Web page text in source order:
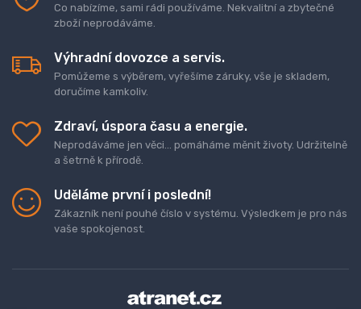
Co nabízíme, sami rádi používáme. Nekvalitní a zbytečné
zboží neprodáváme.
Výhradní dovozce a servis.
Pomůžeme s výběrem, vyřešíme záruky, vše je skladem,
doručíme kamkoliv.
Zdraví, úspora času a energie.
Neprodáváme jen věci... pomáháme měnit životy. Udržitelně
a šetrně k přírodě.
Uděláme první i poslední!
Zákazník není pouhé číslo v systému. Výsledkem je pro nás
vaše spokojenost.